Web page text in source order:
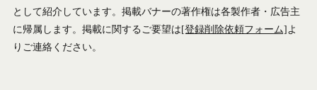
として紹介しています。掲載バナーの著作権は各製作者・広告主
に帰属します。掲載に関するご要望は[登録削除依頼フォーム]よ
りご連絡ください。